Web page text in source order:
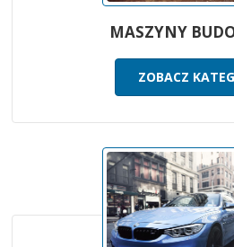
MASZYNY
ZOBACZ